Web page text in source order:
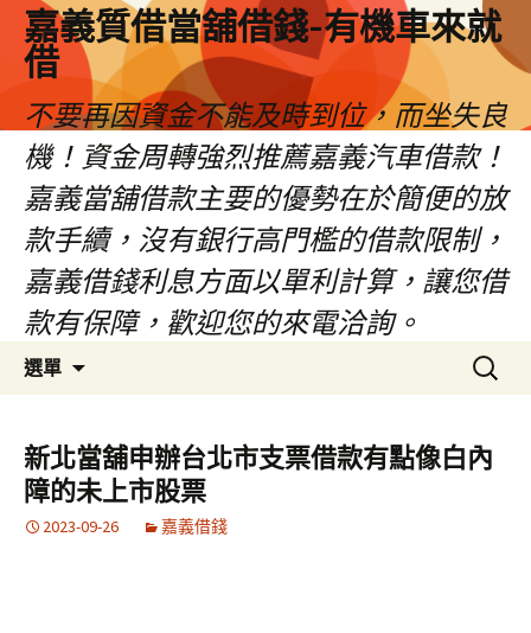
嘉義質借當舖借錢-有機車來就
借
不要再因資金不能及時到位，而坐失良
機！資金周轉強烈推薦嘉義汽車借款！
嘉義當舖借款主要的優勢在於簡便的放
款手續，沒有銀行高門檻的借款限制，
嘉義借錢利息方面以單利計算，讓您借
款有保障，歡迎您的來電洽詢。
選單
容
區
搜
尋
鍵
字:
新北當舖申辦台北市支票借款有點像白內
障的未上市股票
2023-09-26 嘉義借錢